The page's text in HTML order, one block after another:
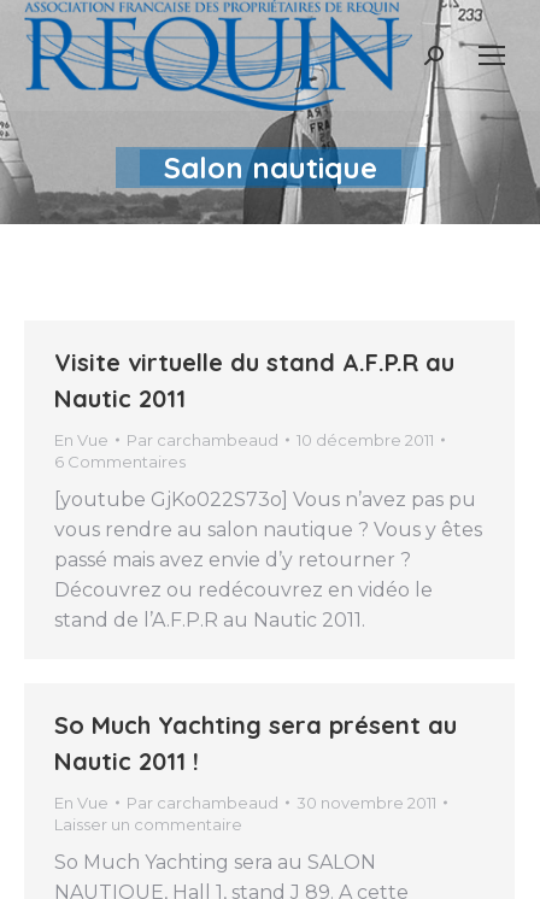
Recherche
Salon nautique
Visite virtuelle du stand A.F.P.R au
Nautic 2011
En Vue Par carchambeaud
10 décembre 2011
6 Commentaires
[youtube GjKo022S73o] Vous n’avez pas pu
vous rendre au salon nautique ? Vous y êtes
passé mais avez envie d’y retourner ?
Découvrez ou redécouvrez en vidéo le
stand de l’A.F.P.R au Nautic 2011.
So Much Yachting sera présent au
Nautic 2011 !
En Vue Par carchambeaud
30 novembre 2011
Laisser un commentaire
So Much Yachting sera au SALON
NAUTIQUE, Hall 1, stand J 89. A cette